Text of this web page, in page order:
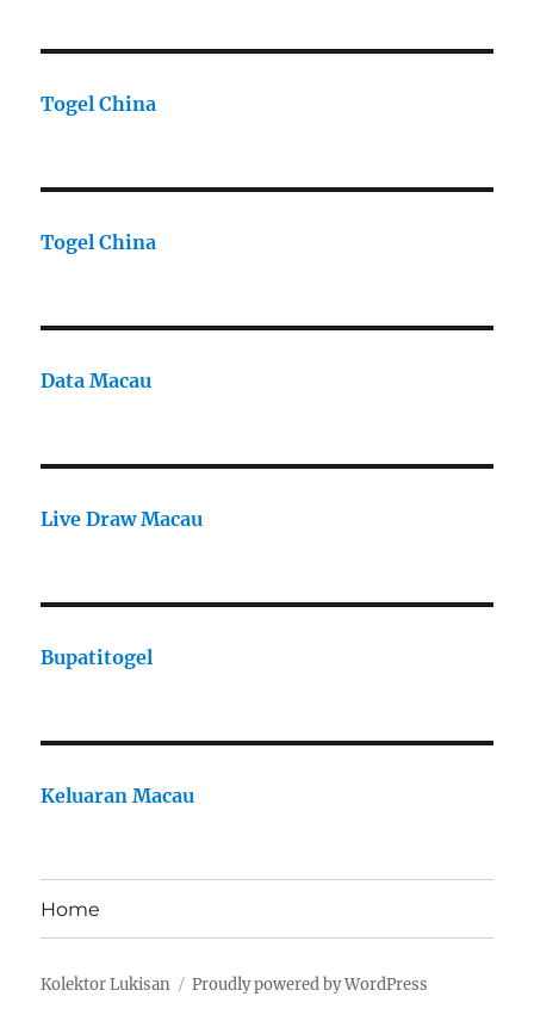
Togel China
Togel China
Data Macau
Live Draw Macau
Bupatitogel
Keluaran Macau
Home
Kolektor Lukisan Proudly powered by WordPress